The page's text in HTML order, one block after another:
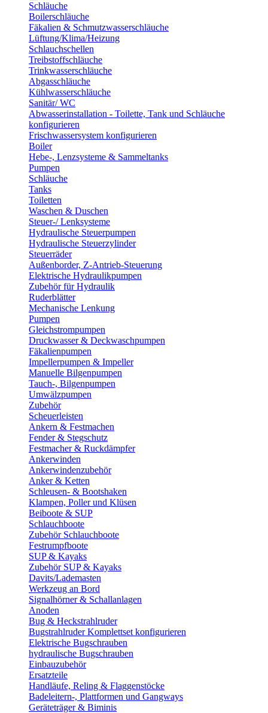
Schläuche
Boilerschläuche
Fäkalien & Schmutzwasserschläuche
Lüftung/Klima/Heizung
Schlauchschellen
Treibstoffschläuche
Trinkwasserschläuche
Abgasschläuche
Kühlwasserschläuche
Sanitär/ WC
Abwasserinstallation - Toilette, Tank und Schläuche
konfigurieren
Frischwassersystem konfigurieren
Boiler
Hebe-, Lenzsysteme & Sammeltanks
Pumpen
Schläuche
Tanks
Toiletten
Waschen & Duschen
Steuer-/ Lenksysteme
Hydraulische Steuerpumpen
Hydraulische Steuerzylinder
Steuerräder
Außenborder, Z-Antrieb-Steuerung
Elektrische Hydraulikpumpen
Zubehör für Hydraulik
Ruderblätter
Mechanische Lenkung
Pumpen
Gleichstrompumpen
Druckwasser & Deckwaschpumpen
Fäkalienpumpen
Impellerpumpen & Impeller
Manuelle Bilgenpumpen
Tauch-, Bilgenpumpen
Umwälzpumpen
Zubehör
Scheuerleisten
Ankern & Festmachen
Fender & Stegschutz
Festmacher & Ruckdämpfer
Ankerwinden
Ankerwindenzubehör
Anker & Ketten
Schleusen- & Bootshaken
Klampen, Poller und Klüsen
Beiboote & SUP
Schlauchboote
Zubehör Schlauchboote
Festrumpfboote
SUP & Kayaks
Zubehör SUP & Kayaks
Davits/Lademasten
Werkzeug an Bord
Signalhörner & Schallanlagen
Anoden
Bug & Heckstrahlruder
Bugstrahlruder Komplettset konfigurieren
Elektrische Bugschrauben
hydraulische Bugschrauben
Einbauzubehör
Ersatzteile
Handläufe, Reling & Flaggenstöcke
Badeleitern-, Plattformen und Gangways
Geräteträger & Biminis